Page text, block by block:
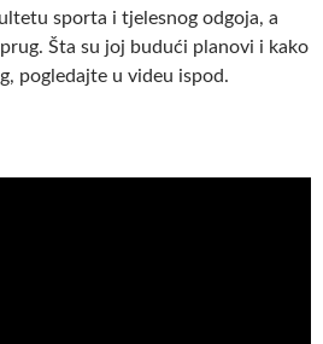
sporta i tjelesnog odgoja, a
Šta su joj budući planovi i kako
pogledajte u videu ispod.